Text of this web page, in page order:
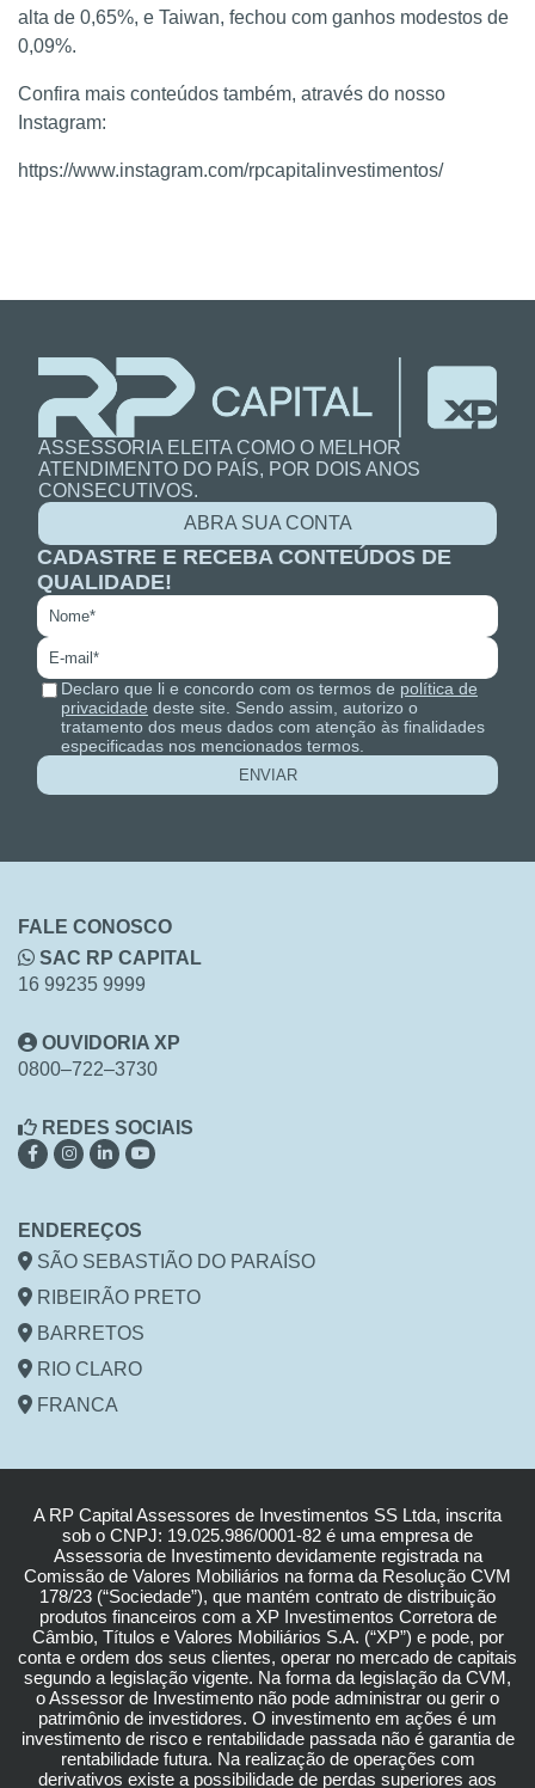
alta de 0,65%, e Taiwan, fechou com ganhos modestos de
0,09%.
Confira mais conteúdos também, através do nosso
Instagram:
https://www.instagram.com/rpcapitalinvestimentos/
ASSESSORIA ELEITA COMO O MELHOR
ATENDIMENTO DO PAÍS, POR DOIS ANOS
CONSECUTIVOS.
ABRA SUA CONTA
CADASTRE E RECEBA CONTEÚDOS DE
QUALIDADE!
Declaro que li e concordo com os termos de política de
privacidade deste site. Sendo assim, autorizo o
tratamento dos meus dados com atenção às finalidades
especificadas nos mencionados termos.
ENVIAR
FALE CONOSCO
SAC RP CAPITAL
16 99235 9999
OUVIDORIA XP
0800–722–3730
REDES SOCIAIS
ENDEREÇOS
SÃO SEBASTIÃO DO PARAÍSO
Avenida Angelo Calafiori, Nº 443 – Mocoquinha
(16) 3516-7500
RIBEIRÃO PRETO
CEP 14024-210
(16) 3516-7500
BARRETOS
14780-090
(17) 3612-1442
RIO CLARO
Jardim - CEP: 13501-060
FRANCA
(16) 3516-7500
A RP Capital Assessores de Investimentos SS Ltda, inscrita
sob o CNPJ: 19.025.986/0001-82 é uma empresa de
Assessoria de Investimento devidamente registrada na
Comissão de Valores Mobiliários na forma da Resolução CVM
178/23 (“Sociedade”), que mantém contrato de distribuição
produtos financeiros com a XP Investimentos Corretora de
Câmbio, Títulos e Valores Mobiliários S.A. (“XP”) e pode, por
conta e ordem dos seus clientes, operar no mercado de capitais
segundo a legislação vigente. Na forma da legislação da CVM,
o Assessor de Investimento não pode administrar ou gerir o
patrimônio de investidores. O investimento em ações é um
investimento de risco e rentabilidade passada não é garantia de
rentabilidade futura. Na realização de operações com
derivativos existe a possibilidade de perdas superiores aos